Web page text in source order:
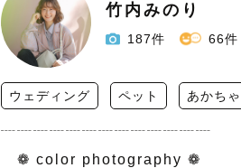
竹内みのり
187件 66件
ウェディング ペット あかち
┈┈┈┈┈┈┈┈┈┈┈┈┈
❁ color photography ❁